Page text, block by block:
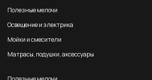
Полезные мелочи
Освещение и электрика
Мойки и смесители
Матрасы, подушки, аксессуары